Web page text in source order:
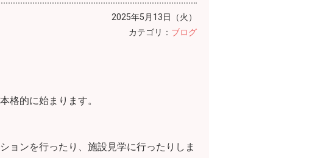
2025年5月13日（火）
カテゴリ： ブログ
格的に始まります。
ョンを行ったり、施設見学に行ったりしま